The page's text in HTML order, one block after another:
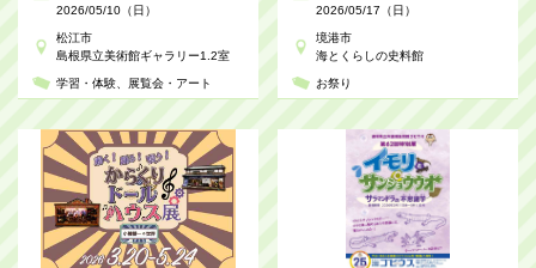
2026/05/10（日）
松江市
島根県立美術館ギャラリー1.2室
学習・体験 展覧会・アート
2026/05/17（日）
境港市
海とくらしの史料館
お祭り